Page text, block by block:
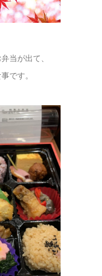
当が出て、
です。